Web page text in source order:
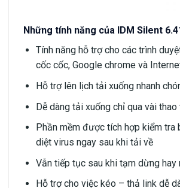
Những tính năng của IDM Silent
Tính năng hỗ trợ cho các trình
cốc cốc, Google chrome và
Hỗ trợ lên lịch tải xuống nhanh
Dễ dàng tải xuống chỉ qua vài
Phần mềm được tích hợp kiểm tra
diệt virus ngay sau khi tải về
Vẫn tiếp tục sau khi tạm dừng hay
Hỗ trợ cho việc kéo – thả link dễ